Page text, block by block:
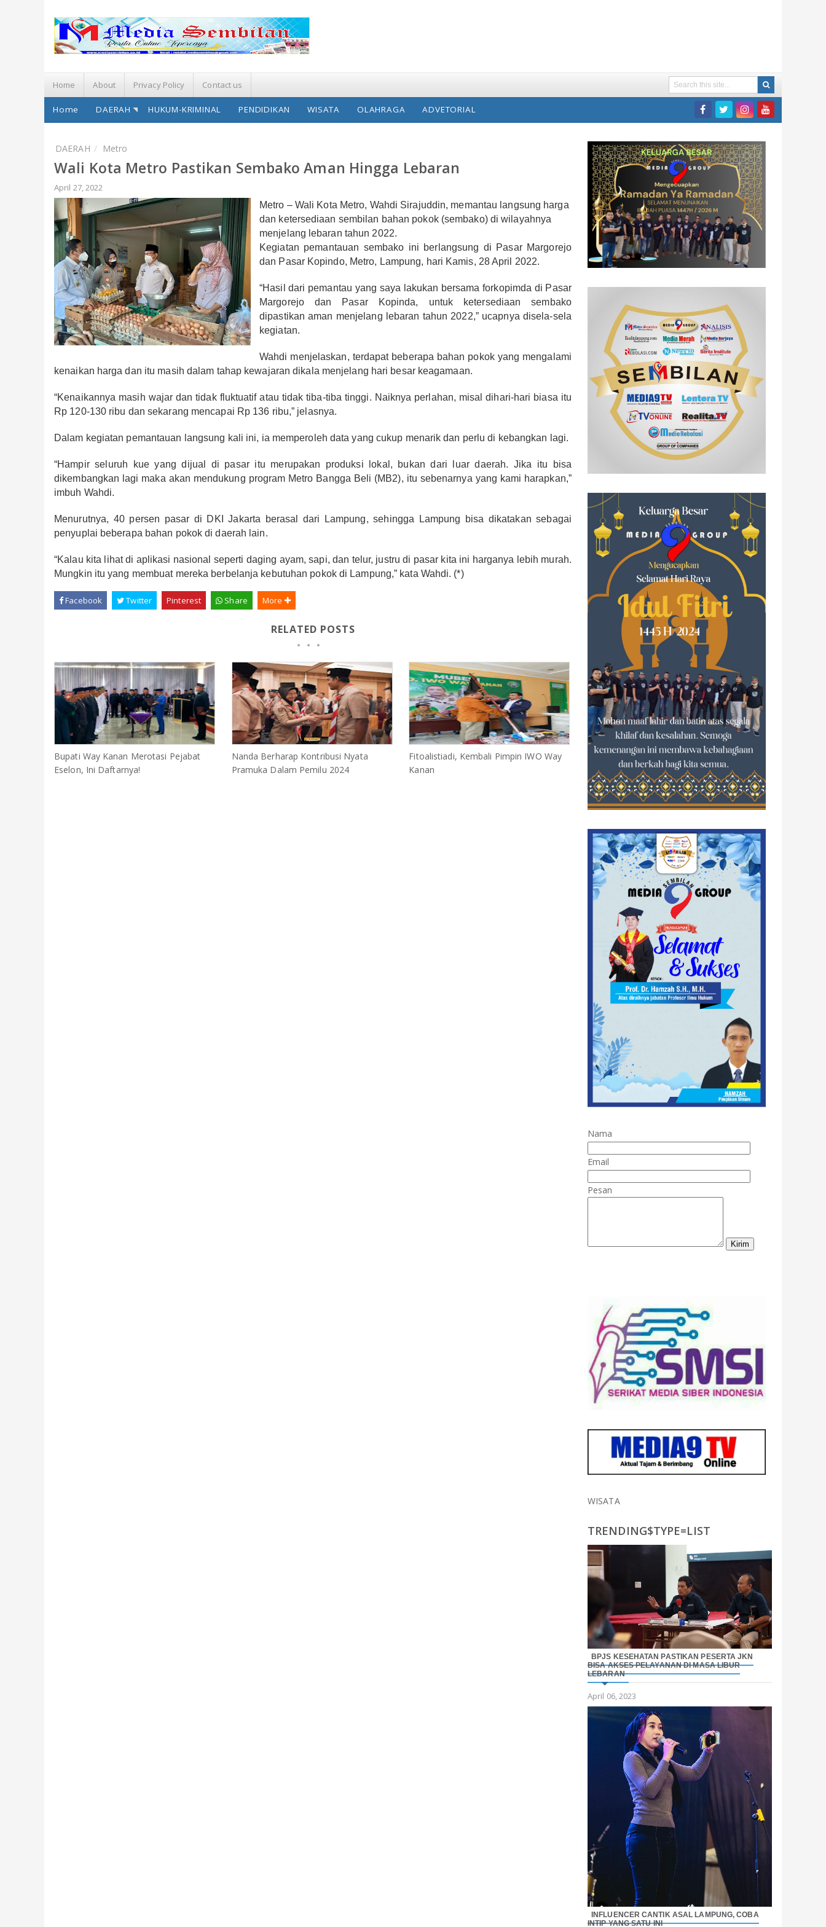
Home About Privacy Policy Contact us
Home DAERAH HUKUM-KRIMINAL PENDIDIKAN WISATA OLAHRAGA ADVETORIAL
DAERAH Metro
Wali Kota Metro Pastikan Sembako Aman Hingga Lebaran
April 27, 2022
Metro – Wali Kota Metro, Wahdi Sirajuddin, memantau langsung harga
dan ketersediaan sembilan bahan pokok (sembako) di wilayahnya
menjelang lebaran tahun 2022.
Kegiatan pemantauan sembako ini berlangsung di Pasar Margorejo
dan Pasar Kopindo, Metro, Lampung, hari Kamis, 28 April 2022.
“Hasil dari pemantau yang saya lakukan bersama forkopimda di Pasar
Margorejo dan Pasar Kopinda, untuk ketersediaan sembako
dipastikan aman menjelang lebaran tahun 2022,” ucapnya disela-sela
kegiatan.
Wahdi menjelaskan, terdapat beberapa bahan pokok yang mengalami
kenaikan harga dan itu masih dalam tahap kewajaran dikala menjelang hari besar keagamaan.
“Kenaikannya masih wajar dan tidak fluktuatif atau tidak tiba-tiba tinggi. Naiknya perlahan, misal dihari-hari biasa itu
Rp 120-130 ribu dan sekarang mencapai Rp 136 ribu,” jelasnya.
Dalam kegiatan pemantauan langsung kali ini, ia memperoleh data yang cukup menarik dan perlu di kebangkan lagi.
“Hampir seluruh kue yang dijual di pasar itu merupakan produksi lokal, bukan dari luar daerah. Jika itu bisa
dikembangkan lagi maka akan mendukung program Metro Bangga Beli (MB2), itu sebenarnya yang kami harapkan,”
imbuh Wahdi.
Menurutnya, 40 persen pasar di DKI Jakarta berasal dari Lampung, sehingga Lampung bisa dikatakan sebagai
penyuplai beberapa bahan pokok di daerah lain.
“Kalau kita lihat di aplikasi nasional seperti daging ayam, sapi, dan telur, justru di pasar kita ini harganya lebih murah.
Mungkin itu yang membuat mereka berbelanja kebutuhan pokok di Lampung,” kata Wahdi. (*)
Facebook Twitter Pinterest Share More
RELATED POSTS
Bupati Way Kanan Merotasi Pejabat
Eselon, Ini Daftarnya!
Nanda Berharap Kontribusi Nyata
Pramuka Dalam Pemilu 2024
Fitoalistiadi, Kembali Pimpin IWO Way
Kanan
Nama
Email
Pesan
WISATA
TRENDING$TYPE=LIST
BPJS KESEHATAN PASTIKAN PESERTA JKN
BISA AKSES PELAYANAN DI MASA LIBUR
LEBARAN
April 06, 2023
INFLUENCER CANTIK ASAL LAMPUNG, COBA
INTIP YANG SATU INI